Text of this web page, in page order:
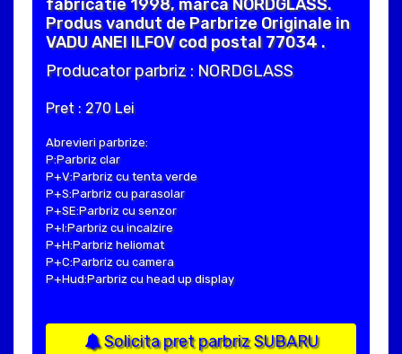
fabricatie 1998, marca NORDGLASS.
Produs vandut de Parbrize Originale in
VADU ANEI ILFOV cod postal 77034 .
Producator parbriz : NORDGLASS
Pret : 270 Lei
Abrevieri parbrize:
P:Parbriz clar
P+V:Parbriz cu tenta verde
P+S:Parbriz cu parasolar
P+SE:Parbriz cu senzor
P+I:Parbriz cu incalzire
P+H:Parbriz heliomat
P+C:Parbriz cu camera
P+Hud:Parbriz cu head up display
Solicita pret parbriz SUBARU